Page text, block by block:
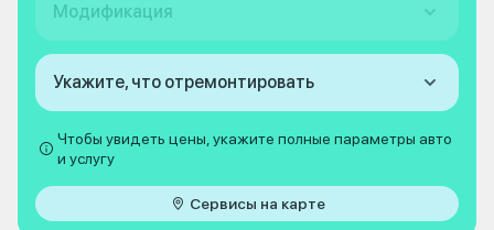
Модификация
Укажите, что отремонтировать
Чтобы увидеть цены, укажите полные параметры авто
и услугу
Сервисы на карте